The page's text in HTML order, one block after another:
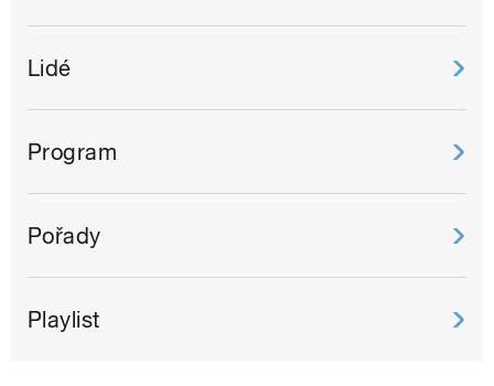
Lidé
Program
Pořady
Playlist